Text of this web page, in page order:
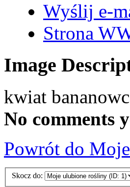
Wyślij e-
Strona
Image
kwiat
No comments
Powrót do
Skocz do: